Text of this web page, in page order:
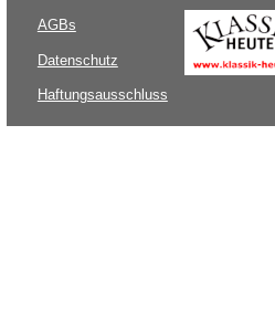
AGBs
Datenschutz
Haftungsausschluss